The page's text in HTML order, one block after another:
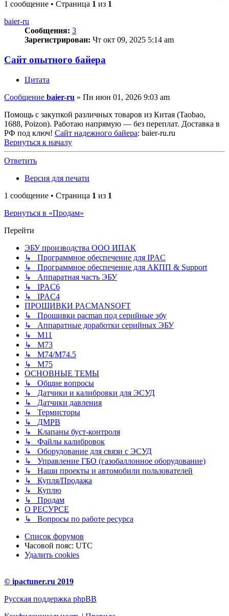
1 сообщение • Страница 1 из 1
baier-ru
Сообщения: 3
Зарегистрирован: Чт окт 09, 2025 5:14 am
Сайт опытного байера
Цитата
Сообщение baier-ru » Пн июн 01, 2026 9:03 am
Помощь с закупкой различных товаров из Китая (Taobao,
1688, Poizon). Работаю напрямую — без переплат. Доставка в
РФ под ключ! Сайт надежного байера: baier-ru.ru
Вернуться к началу
Ответить
Версия для печати
1 сообщение • Страница 1 из 1
Вернуться в «Продам»
Перейти
ЭБУ производства ООО ИПАК
↳ Программное обеспечение для IPAC
↳ Программное обеспечение для АКПП & Support
↳ Аппаратная часть ЭБУ
↳ IPAC6
↳ IPAC4
ПРОШИВКИ PACMANSOFT
↳ Прошивки pacman под серийные эбу
↳ Аппаратные доработки серийных ЭБУ
↳ M11
↳ М73
↳ М74/М74.5
↳ M75
ОСНОВНЫЕ ТЕМЫ
↳ Общие вопросы
↳ Датчики и калибровки для ЭСУД
↳ Датчики давления
↳ Термисторы
↳ ДМРВ
↳ Клапаны буст-контроля
↳ Файлы калибровок
↳ Оборудование для связи с ЭСУД
↳ Управление ГБО (газобаллонное оборудование)
↳ Наши проекты и автомобили пользователей
↳ Купля/Продажа
↳ Куплю
↳ Продам
О РЕСУРСЕ
↳ Вопросы по работе ресурса
Список форумов
Часовой пояс: UTC
Удалить cookies
© ipactuner.ru 2019
Русская поддержка phpBB